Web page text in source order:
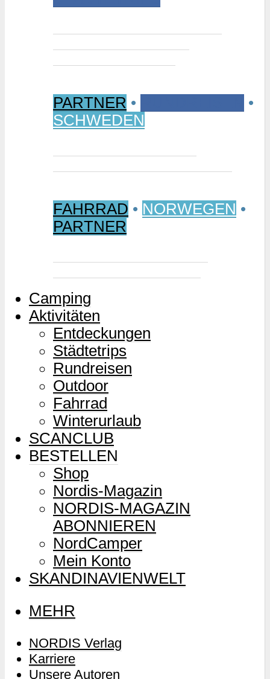
PARTNER •
•
SCHWEDEN
FAHRRAD • NORWEGEN •
PARTNER
Camping
Aktivitäten
Entdeckungen
Städtetrips
Rundreisen
Outdoor
Fahrrad
Winterurlaub
SCANCLUB
BESTELLEN
Shop
Nordis-Magazin
NORDIS-MAGAZIN
ABONNIEREN
NordCamper
Mein Konto
SKANDINAVIENWELT
MEHR
NORDIS Verlag
Karriere
Unsere Autoren